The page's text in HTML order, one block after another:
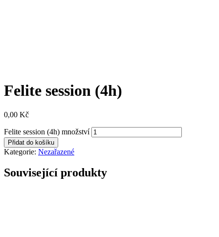
Felite session (4h)
0,00 Kč
Felite session (4h) množství
Přidat do košíku
Kategorie: Nezařazené
Související produkty